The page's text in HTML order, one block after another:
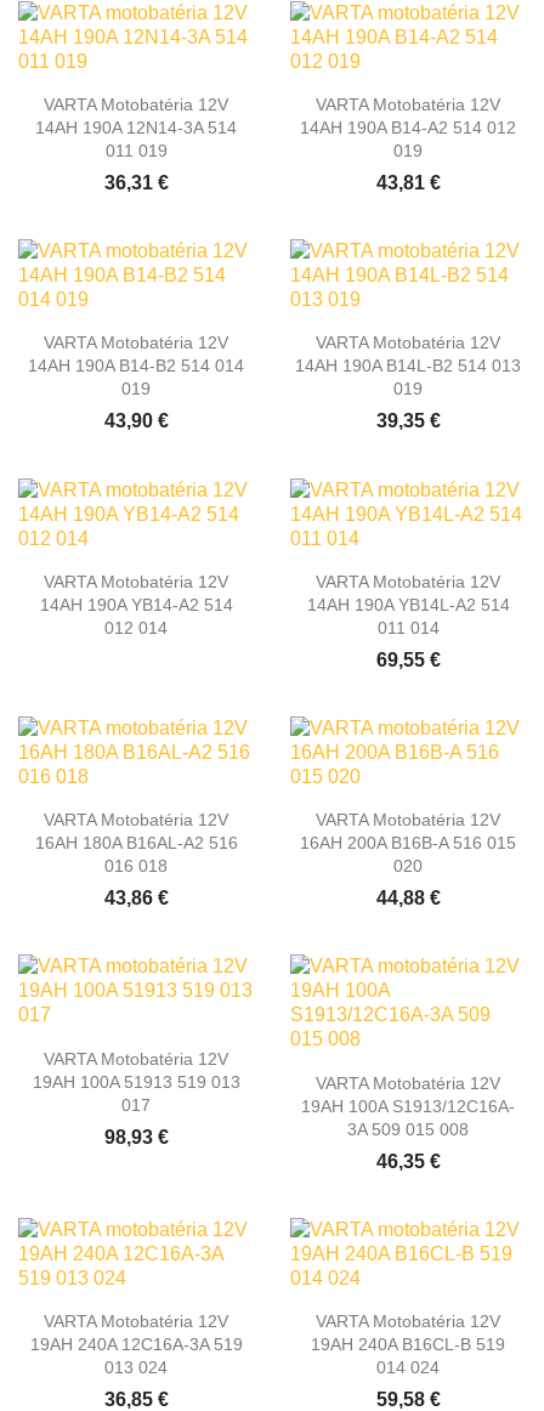
VARTA Motobatéria 12V
14AH 190A 12N14-3A 514
011 019
36,31 €
VARTA Motobatéria 12V
14AH 190A B14-A2 514 012
019
43,81 €
VARTA Motobatéria 12V
14AH 190A B14-B2 514 014
019
43,90 €
VARTA Motobatéria 12V
14AH 190A B14L-B2 514 013
019
39,35 €
VARTA Motobatéria 12V
14AH 190A YB14-A2 514
012 014
VARTA Motobatéria 12V
14AH 190A YB14L-A2 514
011 014
69,55 €
VARTA Motobatéria 12V
16AH 180A B16AL-A2 516
016 018
43,86 €
VARTA Motobatéria 12V
16AH 200A B16B-A 516 015
020
44,88 €
VARTA Motobatéria 12V
19AH 100A 51913 519 013
017
98,93 €
VARTA Motobatéria 12V
19AH 100A S1913/12C16A-
3A 509 015 008
46,35 €
VARTA Motobatéria 12V
19AH 240A 12C16A-3A 519
013 024
36,85 €
VARTA Motobatéria 12V
19AH 240A B16CL-B 519
014 024
59,58 €